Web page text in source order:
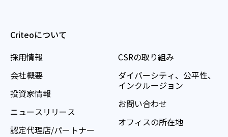
Criteoについて
採用情報
会社概要
投資家情報
ニュースリリース
認定代理店/パートナー
CSRの取り組み
ダイバーシティ、公平性、
インクルージョン
お問い合わせ
オフィスの所在地